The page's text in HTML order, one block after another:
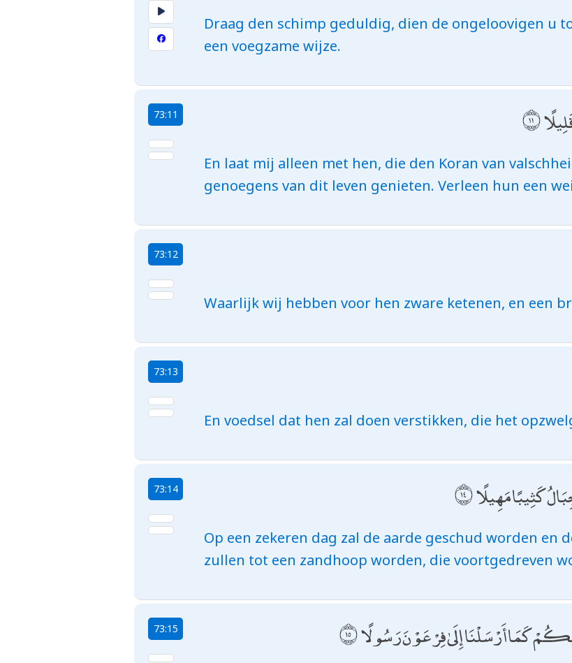
Draag den schimp geduldig, dien de ongeloovigen u
een voegzame wijze.
73:11
En laat mij alleen met hen, die den Koran van
genoegens van dit leven genieten. Verleen hun een
73:12
Waarlijk wij hebben voor hen zware ketenen, en een
73:13
En voedsel dat hen zal doen verstikken, die het
73:14 كَثِيبًا مَهِيلًا
Op een zekeren dag zal de aarde geschud worden en
zullen tot een zandhoop worden, die voortgedreven
73:15 كَمَا أَرْسَلْنَا إِلَىٰ فِرْعَوْنَ رَسُولًا